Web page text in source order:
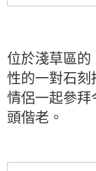
位於淺草區
性的一對石
情侶一起參
頭偕老。